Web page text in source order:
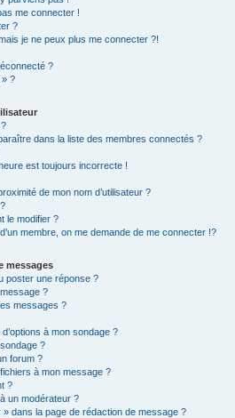
me connecter !
?
je ne peux plus me connecter ?!
?
» ?
dans la liste des membres connectés ?
est toujours incorrecte !
de mon nom d’utilisateur ?
le modifier ?
membre, on me demande de me connecter !?
messages
poster une réponse ?
?
messages ?
à mon sondage ?
?
forum ?
à mon message ?
?
un modérateur ?
dans la page de rédaction de message ?